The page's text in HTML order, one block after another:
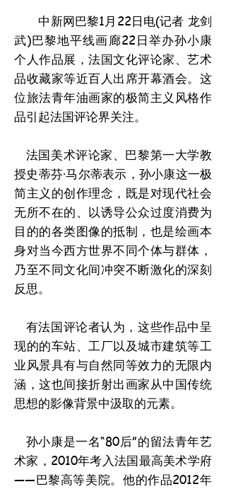
中新网巴黎1月22日电(记者 龙剑
武)巴黎地平线画廊22日举办孙小康
个人作品展，法国文化评论家、艺术
品收藏家等近百人出席开幕酒会。这
位旅法青年油画家的极简主义风格作
品引起法国评论界关注。
法国美术评论家、巴黎第一大学教
授史蒂芬·马尔蒂表示，孙小康这一极
简主义的创作理念，既是对现代社会
无所不在的、以诱导公众过度消费为
目的的各类图像的抵制，也是绘画本
身对当今西方世界不同个体与群体，
乃至不同文化间冲突不断激化的深刻
反思。
有法国评论者认为，这些作品中呈
现的的车站、工厂以及城市建筑等工
业风景具有与自然同等效力的无限内
涵，这也间接折射出画家从中国传统
思想的影像背景中汲取的元素。
孙小康是一名“80后”的留法青年艺
术家，2010年考入法国最高美术学府
——巴黎高等美院。他的作品2012年